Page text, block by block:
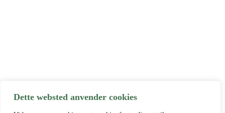
Dette websted anvender cookies